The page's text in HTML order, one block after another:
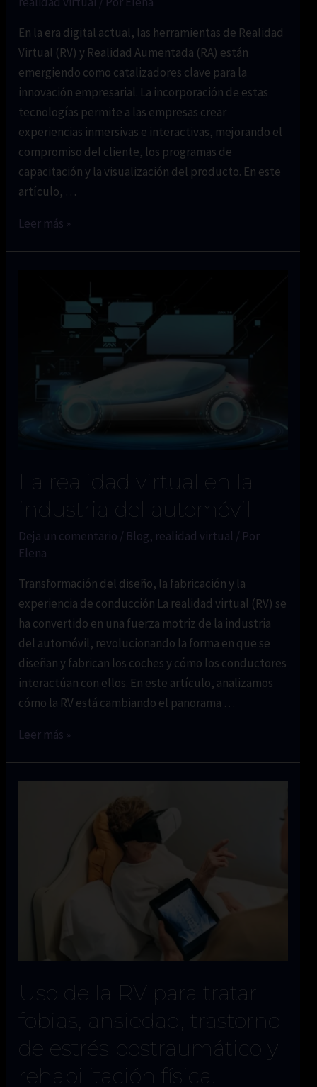
En la era digital actual, las herramientas de Realidad
Virtual (RV) y Realidad Aumentada (RA) están
emergiendo como catalizadores clave para la
innovación empresarial. La incorporación de estas
tecnologías permite a las empresas crear
experiencias inmersivas e interactivas, mejorando el
compromiso del cliente, los programas de
capacitación y la visualización del producto. En este
artículo, …
Herramientas
Aumentada
(RA):
Transformando
Experiencias
Leer más »
La realidad virtual en la
industria del automóvil
Deja un comentario / Blog, realidad virtual / Por
Elena
Transformación del diseño, la fabricación y la
experiencia de conducción La realidad virtual (RV) se
ha convertido en una fuerza motriz de la industria
del automóvil, revolucionando la forma en que se
diseñan y fabrican los coches y cómo los conductores
interactúan con ellos. En este artículo, analizamos
cómo la RV está cambiando el panorama …
La
Leer más »
Uso de la RV para tratar
fobias, ansiedad, trastorno
de estrés postraumático y
rehabilitación física.